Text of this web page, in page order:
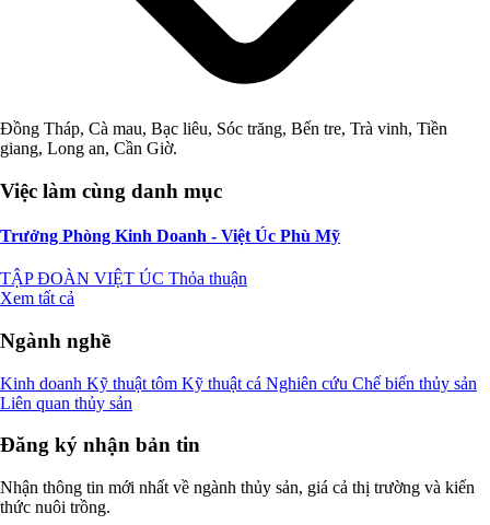
Đồng Tháp, Cà mau, Bạc liêu, Sóc trăng, Bến tre, Trà vinh, Tiền
giang, Long an, Cần Giờ.
Việc làm cùng danh mục
Trưởng Phòng Kinh Doanh - Việt Úc Phù Mỹ
TẬP ĐOÀN VIỆT ÚC Thỏa thuận
Xem tất cả
Ngành nghề
Kinh doanh Kỹ thuật tôm Kỹ thuật cá Nghiên cứu Chế biến thủy sản
Liên quan thủy sản
Đăng ký nhận bản tin
Nhận thông tin mới nhất về ngành thủy sản, giá cả thị trường và kiến
thức nuôi trồng.